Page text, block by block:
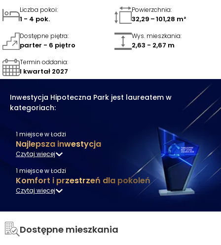
Liczba pokoi:
1 - 4 pok.
Powierzchnia:
32,29 – 101,28 m²
Dostępne piętra:
parter - 6 piętro
Wys. mieszkania:
2,63 - 2,67 m
Termin oddania:
I kwartał 2027
Inwestycja Hipoteczna Park jest laureatem w
kategoriach:
1 miejscew Łodzi
Najlepsza inwestycja
Czytaj więcej
1 miejscew Łodzi
Komfort i przestrzeń dla pokoleń
Czytaj więcej
Dostępne mieszkania